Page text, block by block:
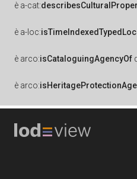
è a-cat:
è a-loc:
è arco:isCataloguingAgencyOf
è arco: